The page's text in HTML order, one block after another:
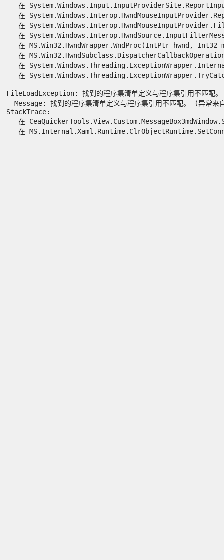
在
在
在
在
在 MS.Win32.HwndWrapper.WndProc(IntPtr hwnd,
在
在
在
FileLoadException: 找到的程序集清单定义与程序集引用不匹配
--Message: 找到的程序集清单定义与程序集引用不匹配。 (异常来
StackTrace:
在
在